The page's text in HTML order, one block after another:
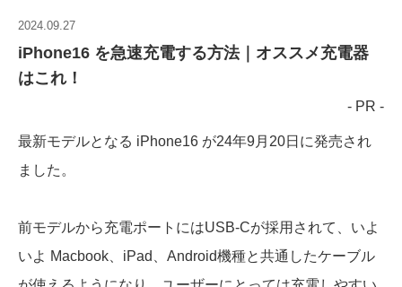
2024.09.27
iPhone16 を急速充電する方法｜オススメ充電器
はこれ！
- PR -
最新モデルとなる iPhone16 が24年9月20日に発売され
ました。
前モデルから充電ポートにはUSB-Cが採用されて、いよ
いよ Macbook、iPad、Android機種と共通したケーブル